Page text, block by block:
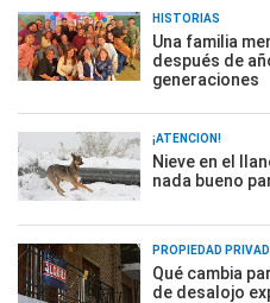
HISTORIAS
Una familia
después de
generaciones
¡ATENCIÓN!
Nieve en el
nada bueno
PROPIEDAD
Qué cambia
de desalojo